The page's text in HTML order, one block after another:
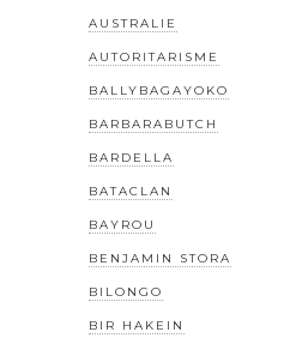
AUSTRALIE
AUTORITARISME
BALLYBAGAYOKO
BARBARABUTCH
BARDELLA
BATACLAN
BAYROU
BENJAMIN STORA
BILONGO
BIR HAKEIN